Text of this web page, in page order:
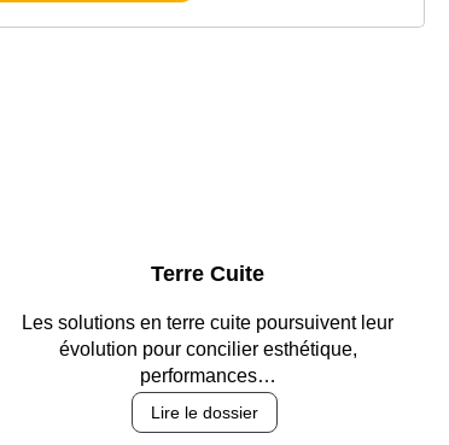
Parking et garages
Entre circulation, sécurisation des accès, durabilité
des revêtements et intégration…
Lire le dossier